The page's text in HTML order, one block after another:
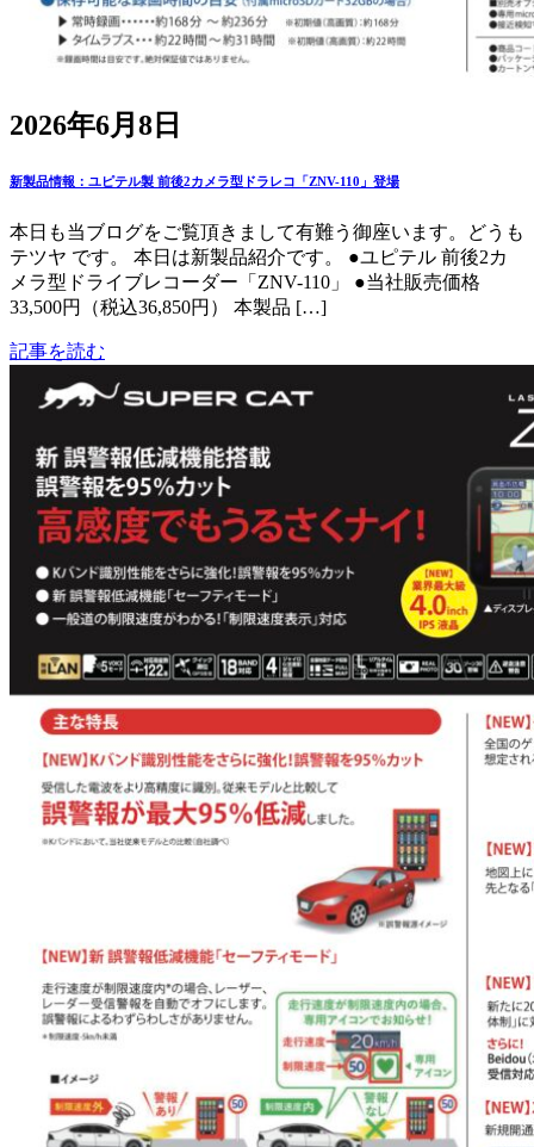
2026年6月8日
新製品情報：ユピテル製 前後2カメラ型ドラレコ「ZNV-110」登場
本日も当ブログをご覧頂きまして有難う御座います。どうも
テツヤ です。 本日は新製品紹介です。 ●ユピテル 前後2カ
メラ型ドライブレコーダー「ZNV-110」 ●当社販売価格
33,500円（税込36,850円） 本製品 […]
記事を読む